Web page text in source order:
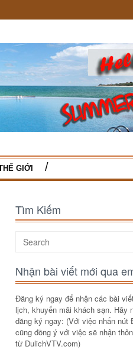
GIỚI
Tìm Kiếm
Nhận bài viết mới qua
Đăng ký ngay để nhận các bài
lịch, khuyến mãi khách sạn. Hãy
đăng ký ngay: (Với việc nhấn nút
cũng đồng ý với việc sẽ nhận
từ DulichVTV.com)